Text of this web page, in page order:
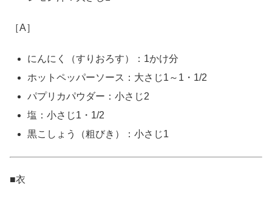
［A］
にんにく（すりおろす）：1かけ分
ホットペッパーソース：大さじ1～1・1/2
パプリカパウダー：小さじ2
塩：小さじ1・1/2
黒こしょう（粗びき）：小さじ1
■衣